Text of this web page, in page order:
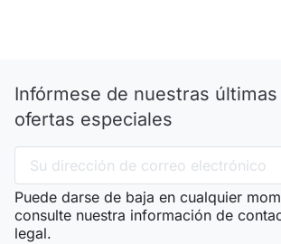
Infórmese de nuestras
ofertas especiales
Puede darse de baja en cualquier
consulte nuestra información de
legal.